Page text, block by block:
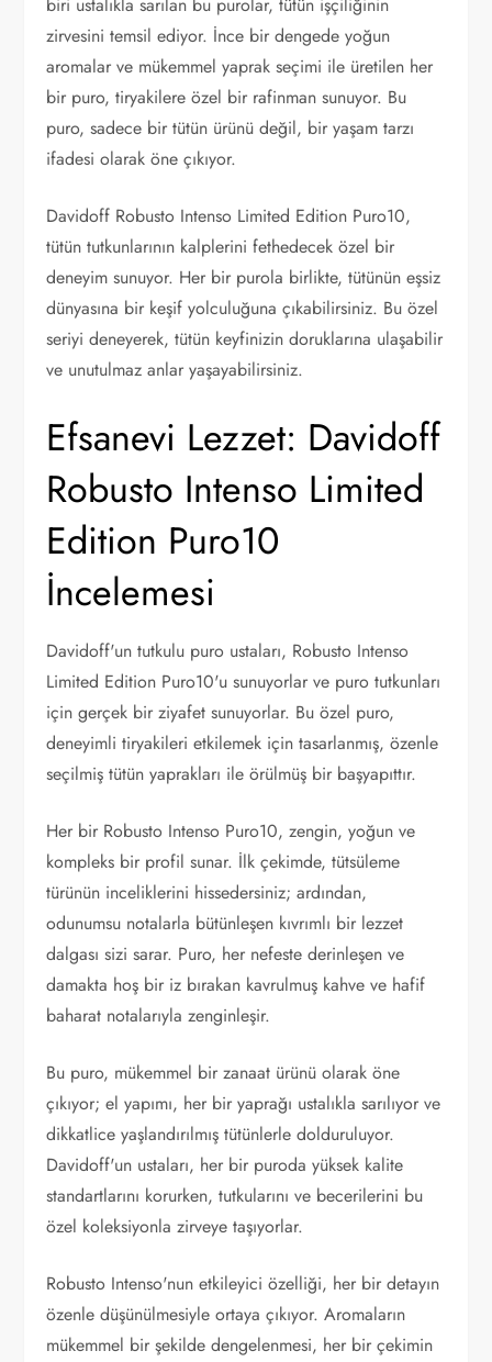
zirvesini temsil ediyor. İnce bir dengede yoğun
aromalar ve mükemmel yaprak seçimi ile üretilen her
bir puro, tiryakilere özel bir rafinman sunuyor. Bu
puro, sadece bir tütün ürünü değil, bir yaşam tarzı
ifadesi olarak öne çıkıyor.
Davidoff Robusto Intenso Limited Edition Puro10,
tütün tutkunlarının kalplerini fethedecek özel bir
deneyim sunuyor. Her bir purola birlikte, tütünün eşsiz
dünyasına bir keşif yolculuğuna çıkabilirsiniz. Bu özel
seriyi deneyerek, tütün keyfinizin doruklarına ulaşabilir
ve unutulmaz anlar yaşayabilirsiniz.
Efsanevi Lezzet: Davidoff
Robusto Intenso Limited
Edition Puro10
İncelemesi
Davidoff'un tutkulu puro ustaları, Robusto Intenso
Limited Edition Puro10'u sunuyorlar ve puro tutkunları
için gerçek bir ziyafet sunuyorlar. Bu özel puro,
deneyimli tiryakileri etkilemek için tasarlanmış, özenle
seçilmiş tütün yaprakları ile örülmüş bir başyapıttır.
Her bir Robusto Intenso Puro10, zengin, yoğun ve
kompleks bir profil sunar. İlk çekimde, tütsüleme
türünün inceliklerini hissedersiniz; ardından,
odunumsu notalarla bütünleşen kıvrımlı bir lezzet
dalgası sizi sarar. Puro, her nefeste derinleşen ve
damakta hoş bir iz bırakan kavrulmuş kahve ve hafif
baharat notalarıyla zenginleşir.
Bu puro, mükemmel bir zanaat ürünü olarak öne
çıkıyor; el yapımı, her bir yaprağı ustalıkla sarılıyor ve
dikkatlice yaşlandırılmış tütünlerle dolduruluyor.
Davidoff'un ustaları, her bir puroda yüksek kalite
standartlarını korurken, tutkularını ve becerilerini bu
özel koleksiyonla zirveye taşıyorlar.
Robusto Intenso'nun etkileyici özelliği, her bir detayın
özenle düşünülmesiyle ortaya çıkıyor. Aromaların
mükemmel bir şekilde dengelenmesi, her bir çekimin